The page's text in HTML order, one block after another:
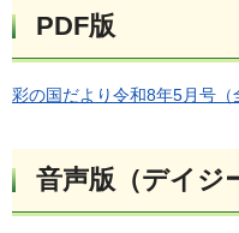
PDF版
彩の国だより令和8年5月号（
音声版（デイジ